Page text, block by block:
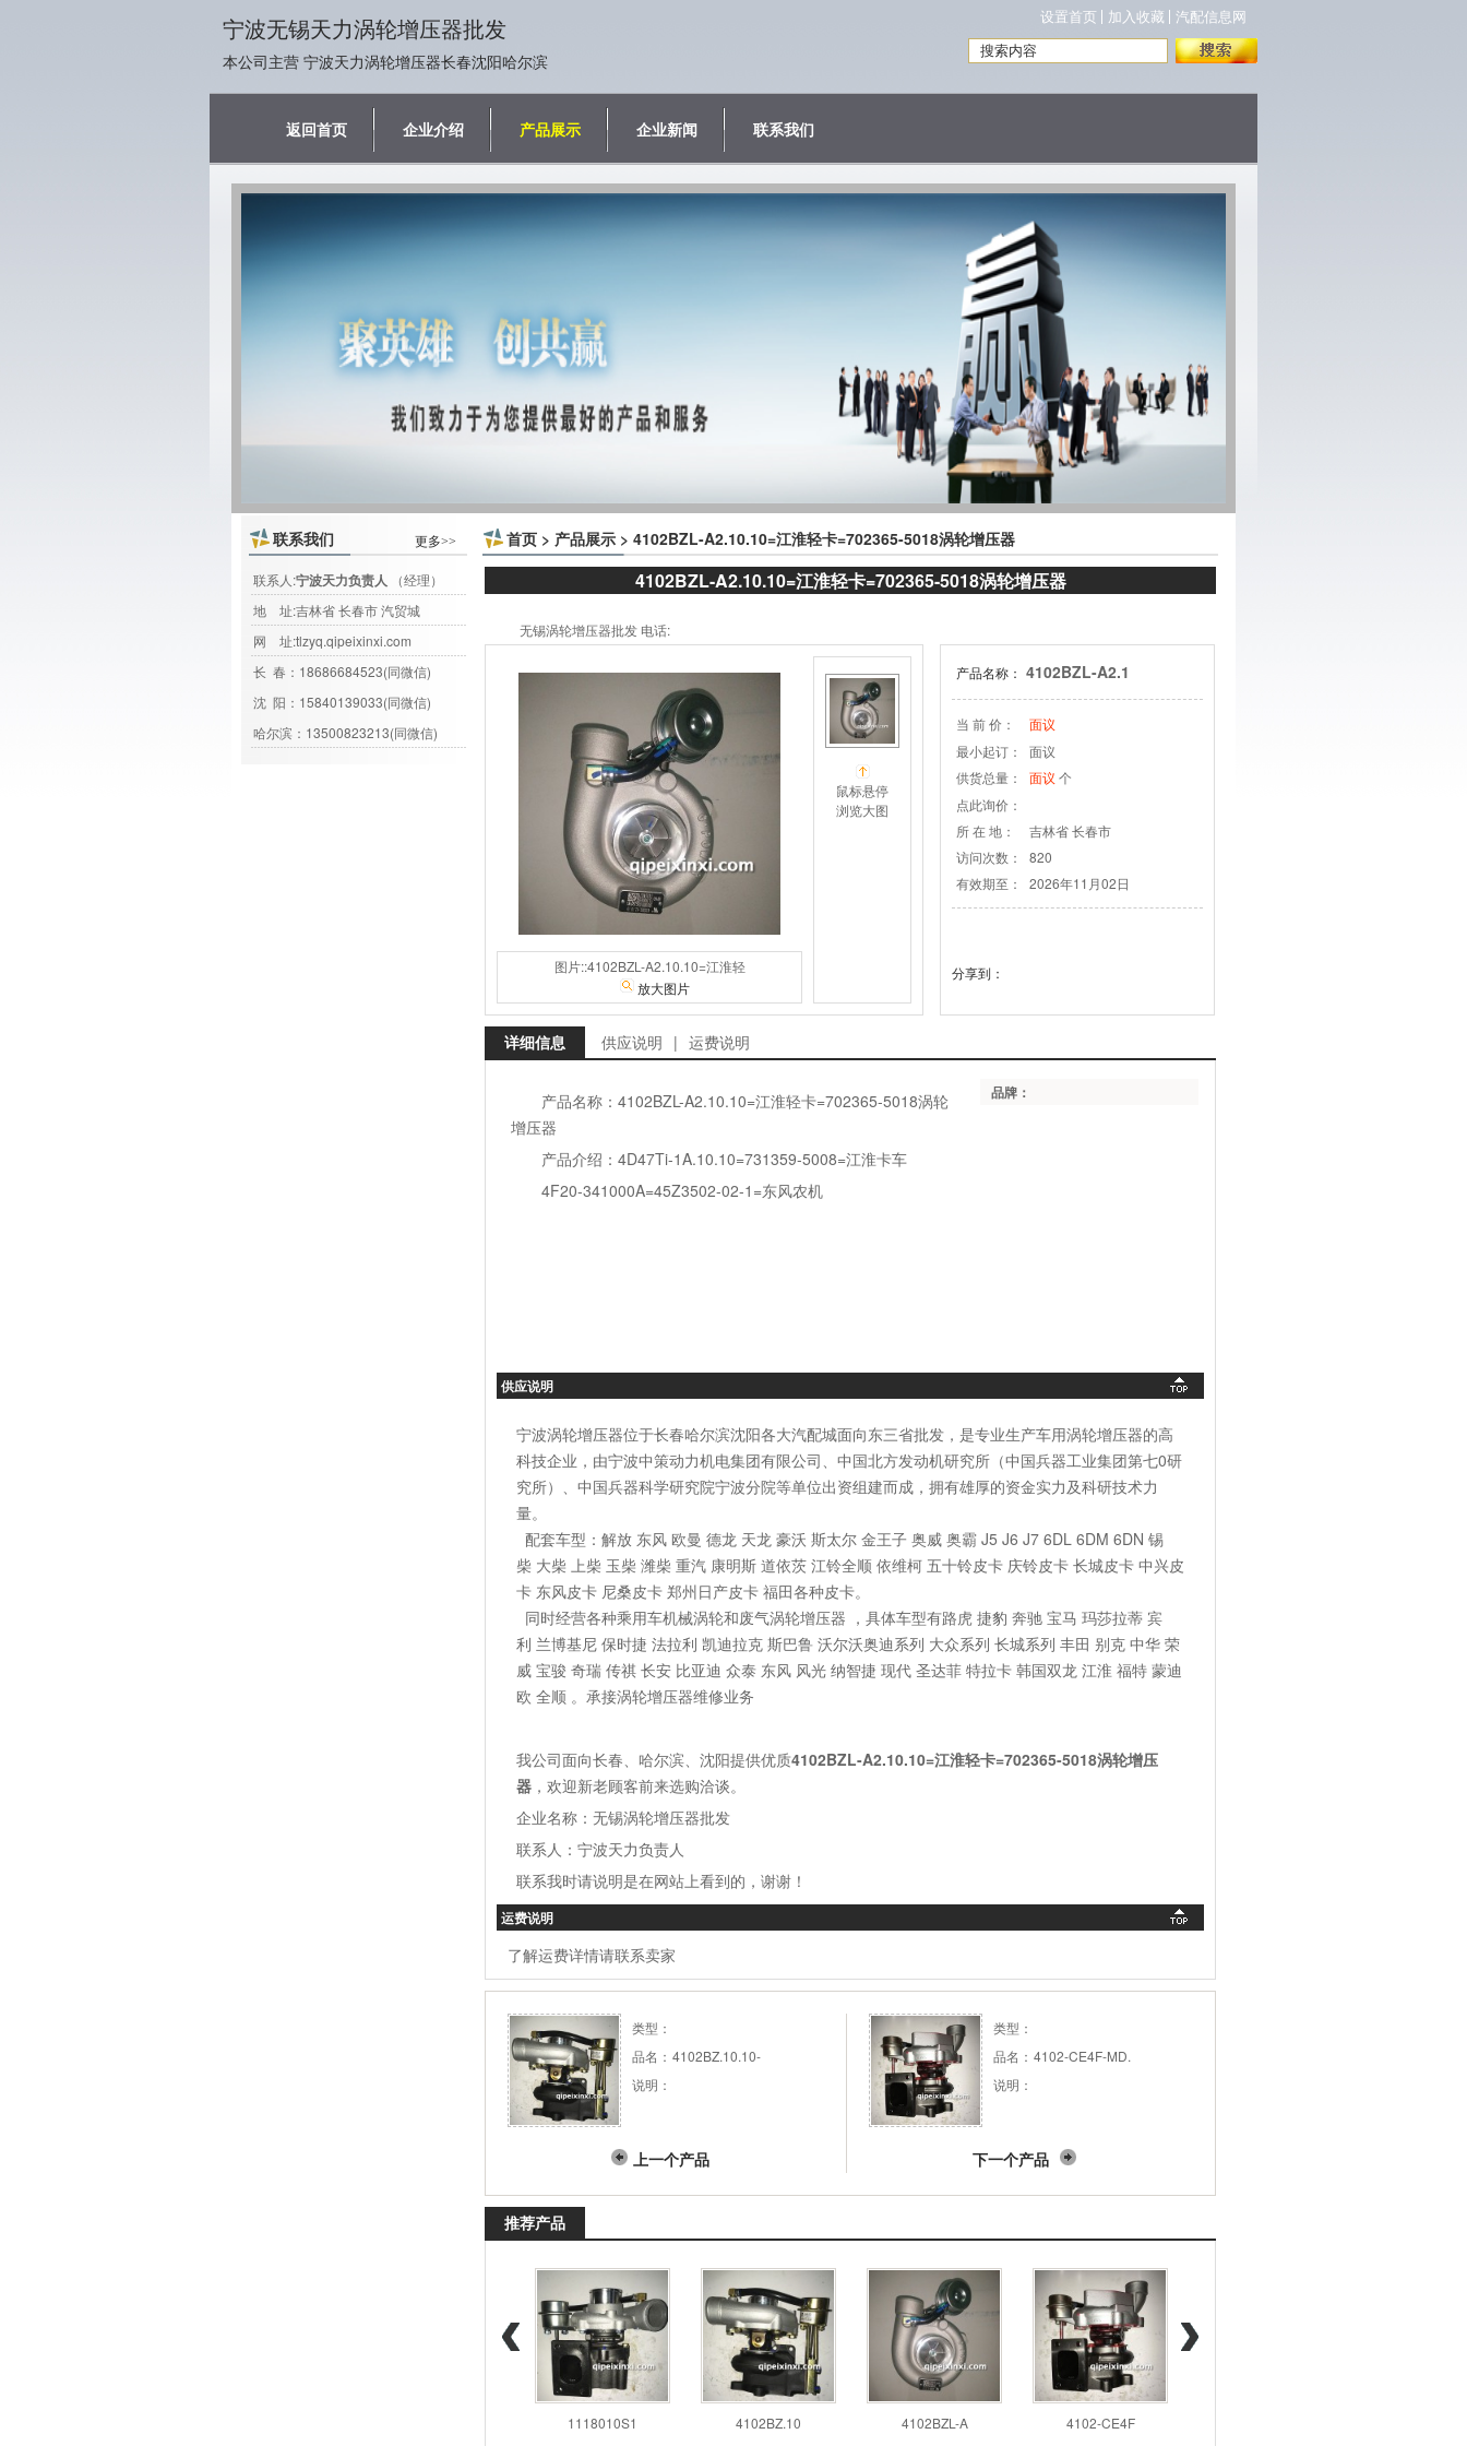
宁波无锡天力涡轮增压器批发
本公司主营 宁波天力涡轮增压器长春沈阳哈尔滨
汽配信息网
加入收藏
设置首页
返回首页 企业介绍 产品展示 企业新闻 联系我们
更多>>
联系我们
联系人:宁波天力负责人 （经理）
地 址:吉林省 长春市 汽贸城
网 址:tlzyq.qipeixinxi.com
长 春：18686684523(同微信)
沈 阳：15840139033(同微信)
哈尔滨：13500823213(同微信)
首页 > 产品展示 > 4102BZL-A2.10.10=江淮轻卡=702365-5018涡轮增压器
4102BZL-A2.10.10=江淮轻卡=702365-5018涡轮增压器
无锡涡轮增压器批发 电话:
图片::4102BZL-A2.10.10=江淮轻
放大图片
鼠标悬停
浏览大图
产品名称： 4102BZL-A2.1
当 前 价： 面议
最小起订：
面议
供货总量：
面议 个
点此询价：
所 在 地：
吉林省 长春市
访问次数：
820
有效期至：
2026年11月02日
分享到：
详细信息 供应说明 | 运费说明
产品名称：4102BZL-A2.10.10=江淮轻卡=702365-5018涡轮
增压器
产品介绍：4D47Ti-1A.10.10=731359-5008=江淮卡车
4F20-341000A=45Z3502-02-1=东风农机
品牌：
供应说明
宁波涡轮增压器位于长春哈尔滨沈阳各大汽配城面向东三省批发，是专业生产车用涡轮增压器的高
科技企业，由宁波中策动力机电集团有限公司、中国北方发动机研究所（中国兵器工业集团第七0研
究所）、中国兵器科学研究院宁波分院等单位出资组建而成，拥有雄厚的资金实力及科研技术力
量。
配套车型：解放 东风 欧曼 德龙 天龙 豪沃 斯太尔 金王子 奥威 奥霸 J5 J6 J7 6DL 6DM 6DN 锡
柴 大柴 上柴 玉柴 潍柴 重汽 康明斯 道依茨 江铃全顺 依维柯 五十铃皮卡 庆铃皮卡 长城皮卡 中兴皮
卡 东风皮卡 尼桑皮卡 郑州日产皮卡 福田各种皮卡。
同时经营各种乘用车机械涡轮和废气涡轮增压器 ，具体车型有路虎 捷豹 奔驰 宝马 玛莎拉蒂 宾
利 兰博基尼 保时捷 法拉利 凯迪拉克 斯巴鲁 沃尔沃奥迪系列 大众系列 长城系列 丰田 别克 中华 荣
威 宝骏 奇瑞 传祺 长安 比亚迪 众泰 东风 风光 纳智捷 现代 圣达菲 特拉卡 韩国双龙 江淮 福特 蒙迪
欧 全顺 。承接涡轮增压器维修业务
我公司面向长春、哈尔滨、沈阳提供优质4102BZL-A2.10.10=江淮轻卡=702365-5018涡轮增压
器 ，欢迎新老顾客前来选购洽谈。
企业名称：无锡涡轮增压器批发
联系人：宁波天力负责人
联系我时请说明是在网站上看到的，谢谢！
运费说明
了解运费详情请联系卖家
类型：
品名： 4102BZ.10.10-
说明：
上一个产品
类型：
品名： 4102-CE4F-MD.
说明：
下一个产品
推荐产品
1118010S1 4102BZ.10 4102BZL-A 4102-CE4F